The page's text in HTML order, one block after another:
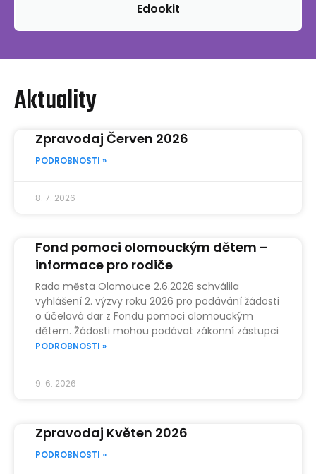
Edookit
Aktuality
Zpravodaj Červen 2026
PODROBNOSTI »
8. 7. 2026
Fond pomoci olomouckým dětem –
informace pro rodiče
Rada města Olomouce 2.6.2026 schválila
vyhlášení 2. výzvy roku 2026 pro podávání žádosti
o účelová dar z Fondu pomoci olomouckým
dětem. Žádosti mohou podávat zákonní zástupci
PODROBNOSTI »
9. 6. 2026
Zpravodaj Květen 2026
PODROBNOSTI »